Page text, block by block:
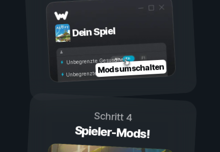
Dein Spiel
Ein
Aus
Unbegrenzte Gesundheit
Unbegrenzte AusdauerMods umschalten
Schritt 4
Spieler-Mods!